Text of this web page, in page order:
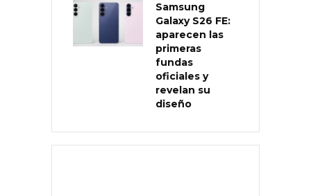
Samsung
Galaxy S26 FE:
aparecen las
primeras
fundas
oficiales y
revelan su
diseño